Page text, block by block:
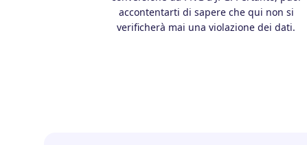
accontentarti di sapere che qui non si
verificherà mai una violazione dei dati.